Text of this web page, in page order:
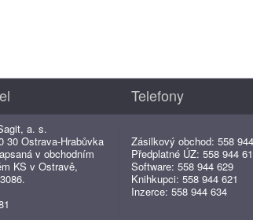
a. s.
30 Ostrava-Hrabůvka
v obchodním
KS v Ostravě,
Telefony
Zásilkový obchod: 558
Předplatné ÚZ: 558 944
Software: 558 944 629
Knihkupci: 558 944 621
Inzerce: 558 944 634